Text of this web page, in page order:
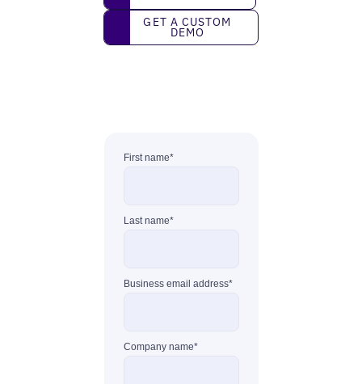
Get a custom demo
GET A CUSTOM
DEMO